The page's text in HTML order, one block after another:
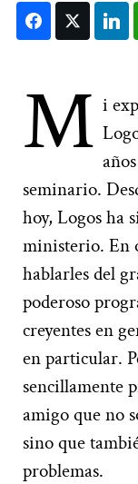
FacebookTwitter
M i
seminario.
hoy, Logos ha
ministerio. En
hablarles del
poderoso
creyentes en
en particular.
sencillamente
amigo que no
sino que
problemas.